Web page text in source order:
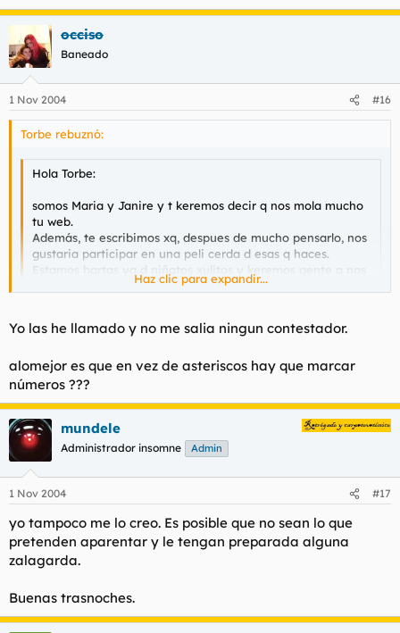
occiso
Baneado
1 Nov 2004 #16
Torbe rebuznó:
Hola Torbe:
somos Maria y Janire y t keremos decir q nos mola mucho
tu web.
Además, te escribimos xq, despues de mucho pensarlo, nos
gustaria participar en una peli cerda d esas q haces.
Estamos hartas ya d niñatos xulitos y keremos gente q nos
Haz clic para expandir...
las llamo?
Haz clic para expandir...
Yo las he llamado y no me salia ningun contestador.
alomejor es que en vez de asteriscos hay que marcar
números ???
mundele
Administrador insomne Admin
1 Nov 2004 #17
yo tampoco me lo creo. Es posible que no sean lo que
pretenden aparentar y le tengan preparada alguna
zalagarda.
Buenas trasnoches.